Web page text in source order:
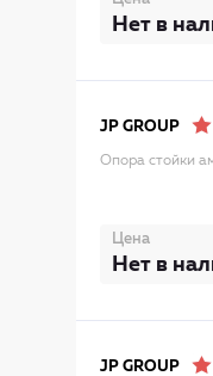
Нет в
JP GROUP
Опора стойки
Цена
Нет в
JP GROUP